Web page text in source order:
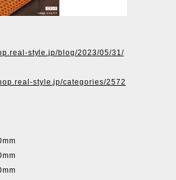
style.jp/blog/2023/05/31/
style.jp/categories/2572